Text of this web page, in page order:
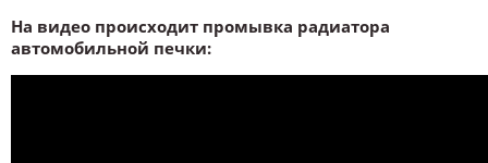
На видео происходит промывка радиатора
автомобильной печки: